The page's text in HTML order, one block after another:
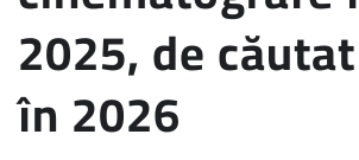
2025, de
în 2026